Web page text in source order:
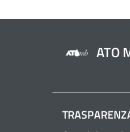
ATO